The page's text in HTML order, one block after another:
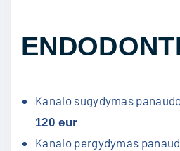
Kanalo sugydymas
120 eur
Kanalo pergydymas